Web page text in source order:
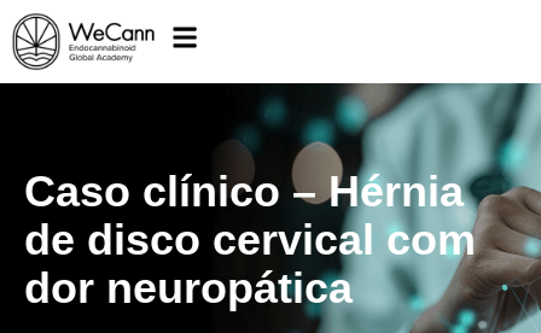
Caso clínico – Hérnia
de disco cervical com
dor neuropática